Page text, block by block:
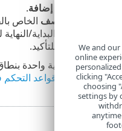
إضافة.
الوصف الخاص
حدد اليوم ووقت البداية/
انقر فوقموافق
للتأكيد.
تحديد فترة زمنية واحدة
في نافذة محرر قواعد التحكم
We and
online
clicking
choosing
settings by